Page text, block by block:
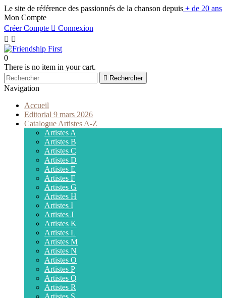
Le site de référence des passionnés de la chanson depuis + de 20 ans
Mon Compte
Créer Compte  Connexion
 
0
There is no item in your cart.
 Rechercher
Navigation
Accueil
Editorial 9 mars 2026
Catalogue Artistes A-Z
Artistes A
Artistes B
Artistes C
Artistes D
Artistes E
Artistes F
Artistes G
Artistes H
Artistes I
Artistes J
Artistes K
Artistes L
Artistes M
Artistes N
Artistes O
Artistes P
Artistes Q
Artistes R
Artistes S